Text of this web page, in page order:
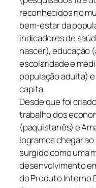
reconhecidos no
bem-estar da
indicadores de
nascer), educação
escolaridade e
população adulta)
capita.
Desde que foi
trabalho dos
(paquistanês) e
logramos chegar
surgido como uma
desenvolvimento
do Produto Interno